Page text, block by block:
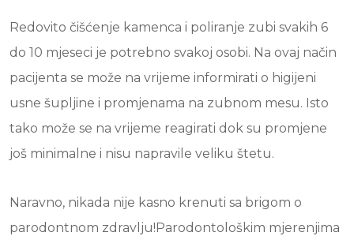
Redovito čišćenje kamenca i poliranje zubi svakih 6
do 10 mjeseci je potrebno svakoj osobi. Na ovaj način
pacijenta se može na vrijeme informirati o higijeni
usne šupljine i promjenama na zubnom mesu. Isto
tako može se na vrijeme reagirati dok su promjene
još minimalne i nisu napravile veliku štetu.
Naravno, nikada nije kasno krenuti sa brigom o
parodontnom zdravlju!Parodontološkim mjerenjima